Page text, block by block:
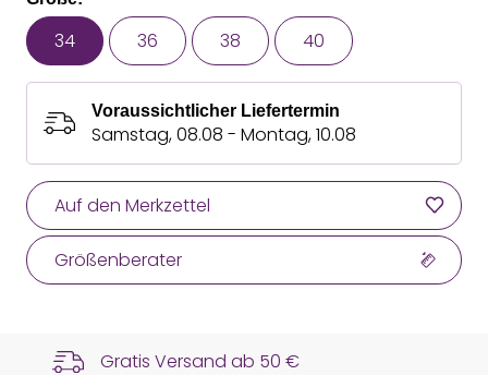
34 36 38 40
Voraussichtlicher Liefertermin
Samstag, 08.08 - Montag, 10.08
Auf den Merkzettel
Größenberater
Gratis Versand ab 50 €